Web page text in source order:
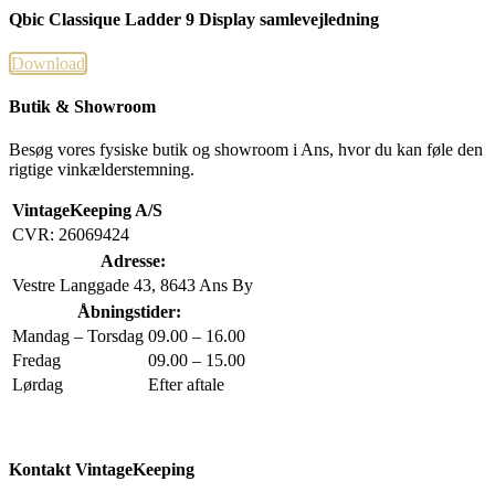
Qbic Classique Ladder 9 Display samlevejledning
Download
Butik & Showroom
Besøg vores fysiske butik og showroom i Ans, hvor du kan føle den
rigtige vinkælderstemning.
VintageKeeping A/S
CVR: 26069424
Adresse:
Vestre Langgade 43, 8643 Ans By
Åbningstider:
Mandag – Torsdag 09.00 – 16.00
Fredag
09.00 – 15.00
Lørdag
Efter aftale
Kontakt VintageKeeping